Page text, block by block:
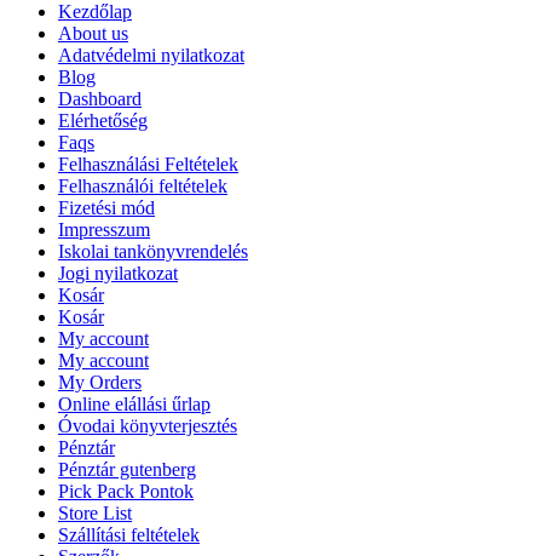
Kezdőlap
About us
Adatvédelmi nyilatkozat
Blog
Dashboard
Elérhetőség
Faqs
Felhasználási Feltételek
Felhasználói feltételek
Fizetési mód
Impresszum
Iskolai tankönyvrendelés
Jogi nyilatkozat
Kosár
Kosár
My account
My account
My Orders
Online elállási űrlap
Óvodai könyvterjesztés
Pénztár
Pénztár gutenberg
Pick Pack Pontok
Store List
Szállítási feltételek